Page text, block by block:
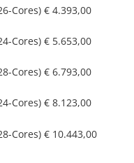
Cores) € 4.393,00
Cores) € 5.653,00
Cores) € 6.793,00
Cores) € 8.123,00
Cores) € 10.443,00